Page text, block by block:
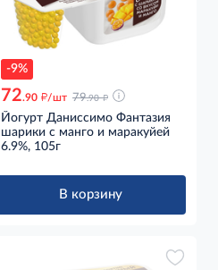
-9%
72.90 д/шт 79.90 д
Йогурт Даниссимо Фантазия
шарики с манго и маракуйей
6.9%, 105г
В корзину